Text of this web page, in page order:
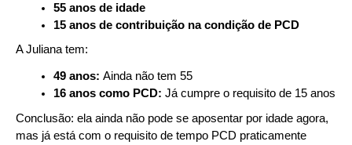
55 anos de idade
15 anos de contribuição na condição de PCD
A Juliana tem:
49 anos: Ainda não tem 55
16 anos como PCD: Já cumpre o requisito de 15 anos
Conclusão: ela ainda não pode se aposentar por idade agora,
mas já está com o requisito de tempo PCD praticamente